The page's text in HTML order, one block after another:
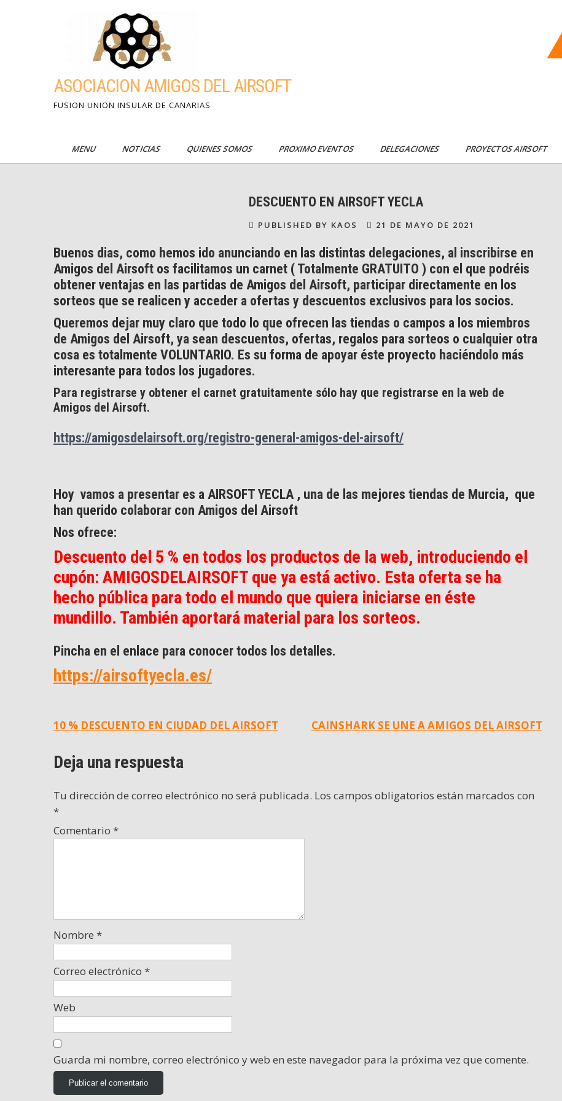
ASOCIACION AMIGOS DEL AIRSOFT
FUSION UNION INSULAR DE CANARIAS
MENU NOTICIAS QUIENES SOMOS PROXIMO EVENTOS DELEGACIONES PROYECTOS AIRSOFT
DESCUENTO EN AIRSOFT YECLA
PUBLISHED BY KAOS 21 DE MAYO DE 2021
Buenos dias, como hemos ido anunciando en las distintas delegaciones, al inscribirse en
Amigos del Airsoft os facilitamos un carnet ( Totalmente GRATUITO ) con el que podréis
obtener ventajas en las partidas de Amigos del Airsoft, participar directamente en los
sorteos que se realicen y acceder a ofertas y descuentos exclusivos para los socios.
Queremos dejar muy claro que todo lo que ofrecen las tiendas o campos a los miembros
de Amigos del Airsoft, ya sean descuentos, ofertas, regalos para sorteos o cualquier otra
cosa es totalmente VOLUNTARIO. Es su forma de apoyar éste proyecto haciéndolo más
interesante para todos los jugadores.
Para registrarse y obtener el carnet gratuitamente sólo hay que registrarse en la web de
Amigos del Airsoft.
https://amigosdelairsoft.org/registro-general-amigos-del-airsoft/
Hoy vamos a presentar es a AIRSOFT YECLA , una de las mejores tiendas de Murcia, que
han querido colaborar con Amigos del Airsoft
Nos ofrece:
Descuento del 5 % en todos los productos de la web, introduciendo el
cupón: AMIGOSDELAIRSOFT que ya está activo. Esta oferta se ha
hecho pública para todo el mundo que quiera iniciarse en éste
mundillo. También aportará material para los sorteos.
Pincha en el enlace para conocer todos los detalles.
https://airsoftyecla.es/
Navegación
entradas
10 % DESCUENTO EN CIUDAD DEL AIRSOFT CAINSHARK SE UNE A AMIGOS DEL AIRSOFT
Deja una respuesta
Tu dirección de correo electrónico no será publicada. Los campos obligatorios están marcados con
*
Comentario *
Nombre *
Correo electrónico *
Web
Guarda mi nombre, correo electrónico y web en este navegador para la próxima vez que comente.